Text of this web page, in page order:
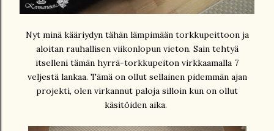
Nyt minä kääriydyn tähän lämpimään torkkupeittoon ja
aloitan rauhallisen viikonlopun vieton. Sain tehtyä
itselleni tämän hyrrä-torkkupeiton virkkaamalla 7
veljestä lankaa. Tämä on ollut sellainen pidemmän ajan
projekti, olen virkannut paloja silloin kun on ollut
käsitöiden aika.